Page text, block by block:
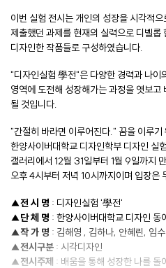
이번 실험 전시는 개인의 성장을 시각적
제출했던 과제를 현재의 실력으로 디벨롭
디자인한 작품들로 구성하였습니다.
"디자인실험 學전"은 다양한 경력과 나이
영역에 도전해 성장해가는 과정을 엿보
될 것입니다.
"간절히 바라면 이루어진다." 꿈을 이루
한양사이버대학교 디자인학부 디자인 실
갤러리에서 12월 31일부터 1월 9일까지
오후 4시부터 저녁 10시까지이며 입장은
▲전 시 명 : 디자인실험 '學전'
▲단 체 명 : 한양사이버대학교 디자인 동
▲작 가 명 : 김해영 , 김하나, 안혜린, 임
▲전시구분 : 시각디자인
▲전시주제 : 배움을 통해 성장한 나를 돌